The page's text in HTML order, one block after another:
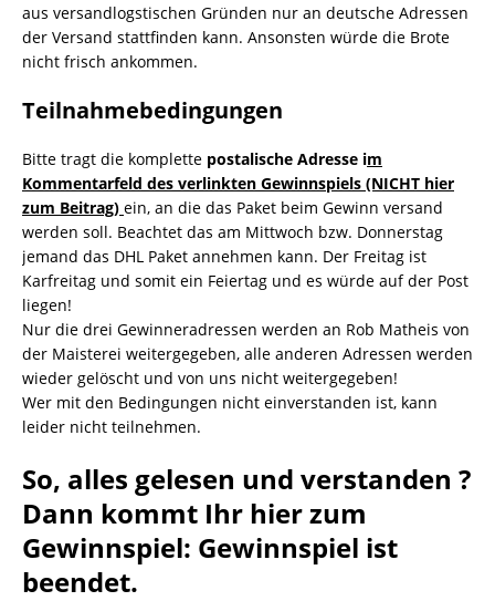
aus versandlogstischen Gründen nur an deutsche Adressen
der Versand stattfinden kann. Ansonsten würde die Brote
nicht frisch ankommen.
Teilnahmebedingungen
Bitte tragt die komplette postalische Adresse im
Kommentarfeld des verlinkten Gewinnspiels (NICHT hier
zum Beitrag) ein, an die das Paket beim Gewinn versand
werden soll. Beachtet das am Mittwoch bzw. Donnerstag
jemand das DHL Paket annehmen kann. Der Freitag ist
Karfreitag und somit ein Feiertag und es würde auf der Post
liegen!
Nur die drei Gewinneradressen werden an Rob Matheis von
der Maisterei weitergegeben, alle anderen Adressen werden
wieder gelöscht und von uns nicht weitergegeben!
Wer mit den Bedingungen nicht einverstanden ist, kann
leider nicht teilnehmen.
So, alles gelesen und verstanden ?
Dann kommt Ihr hier zum
Gewinnspiel: Gewinnspiel ist
beendet.